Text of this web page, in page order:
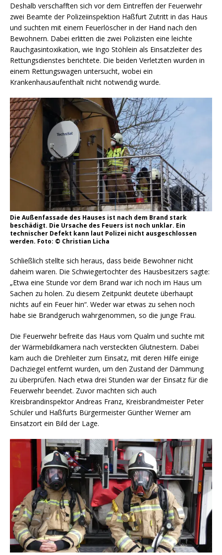
Deshalb verschafften sich vor dem Eintreffen der Feuerwehr
zwei Beamte der Polizeiinspektion Haßfurt Zutritt in das Haus
und suchten mit einem Feuerlöscher in der Hand nach den
Bewohnern. Dabei erlitten die zwei Polizisten eine leichte
Rauchgasintoxikation, wie Ingo Stöhlein als Einsatzleiter des
Rettungsdienstes berichtete. Die beiden Verletzten wurden in
einem Rettungswagen untersucht, wobei ein
Krankenhausaufenthalt nicht notwendig wurde.
Die Außenfassade des Hauses ist nach dem Brand stark
beschädigt. Die Ursache des Feuers ist noch unklar. Ein
technischer Defekt kann laut Polizei nicht ausgeschlossen
werden. Foto: © Christian Licha
Schließlich stellte sich heraus, dass beide Bewohner nicht
daheim waren. Die Schwiegertochter des Hausbesitzers sagte:
„Etwa eine Stunde vor dem Brand war ich noch im Haus um
Sachen zu holen. Zu diesem Zeitpunkt deutete überhaupt
nichts auf ein Feuer hin“. Weder war etwas zu sehen noch
habe sie Brandgeruch wahrgenommen, so die junge Frau.
Die Feuerwehr befreite das Haus vom Qualm und suchte mit
der Wärmebildkamera nach versteckten Glutnestern. Dabei
kam auch die Drehleiter zum Einsatz, mit deren Hilfe einige
Dachziegel entfernt wurden, um den Zustand der Dämmung
zu überprüfen. Nach etwa drei Stunden war der Einsatz für die
Feuerwehr beendet. Zuvor machten sich auch
Kreisbrandinspektor Andreas Franz, Kreisbrandmeister Peter
Schüler und Haßfurts Bürgermeister Günther Werner am
Einsatzort ein Bild der Lage.